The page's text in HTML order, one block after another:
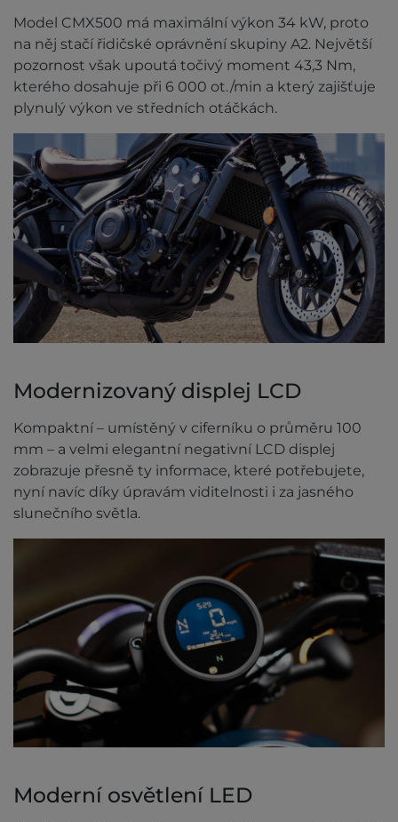
Model CMX500 má maximální výkon 34 kW, proto
na něj stačí řidičské oprávnění skupiny A2. Největší
pozornost však upoutá točivý moment 43,3 Nm,
kterého dosahuje při 6 000 ot./min a který zajišťuje
plynulý výkon ve středních otáčkách.
Modernizovaný displej LCD
Kompaktní – umístěný v ciferníku o průměru 100
mm – a velmi elegantní negativní LCD displej
zobrazuje přesně ty informace, které potřebujete,
nyní navíc díky úpravám viditelnosti i za jasného
slunečního světla.
Moderní osvětlení LED